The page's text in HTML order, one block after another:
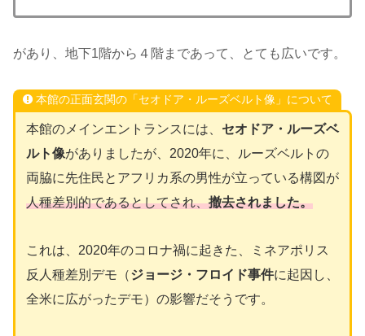
があり、地下1階から４階まであって、とても広いです。
本館の正面玄関の「セオドア・ルーズベルト像」について
本館のメインエントランスには、 セオドア・ルーズベ
ルト像がありましたが、2020年に、ルーズベルトの
両脇に先住民とアフリカ系の男性が立っている構図が
人種差別的であるとしてされ、撤去されました。
これは、2020年のコロナ禍に起きた、ミネアポリス
反人種差別デモ（ジョージ・フロイド事件に起因し、
全米に広がったデモ）の影響だそうです。